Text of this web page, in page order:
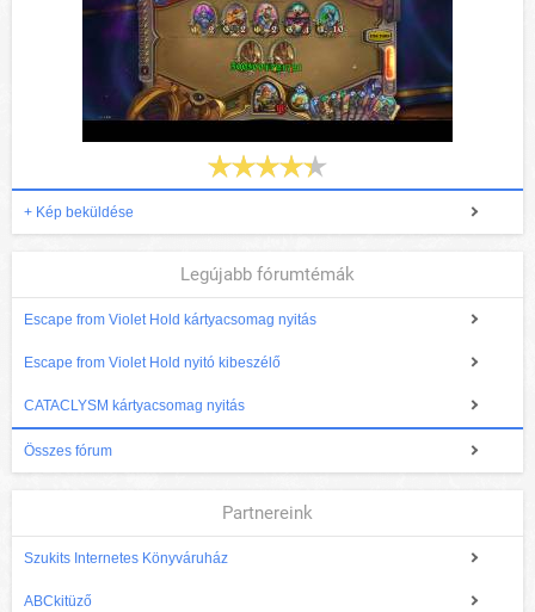
+ Kép beküldése
Legújabb fórumtémák
Escape from Violet Hold kártyacsomag nyitás
Escape from Violet Hold nyitó kibeszélő
CATACLYSM kártyacsomag nyitás
Összes fórum
Partnereink
Szukits Internetes Könyváruház
ABCkitüző